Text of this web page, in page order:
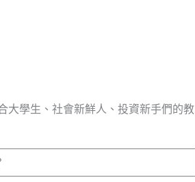
大學生、社會新鮮人、投資新手們的教